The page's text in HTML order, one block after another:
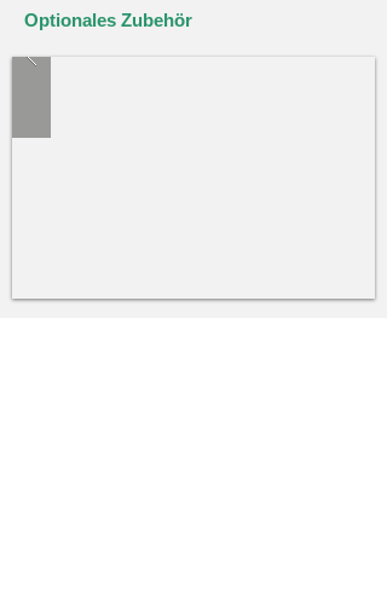
Optionales Zubehör